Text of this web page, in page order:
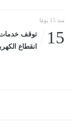
منذ 15 يومًا
15
توقف خدمات
انقطاع